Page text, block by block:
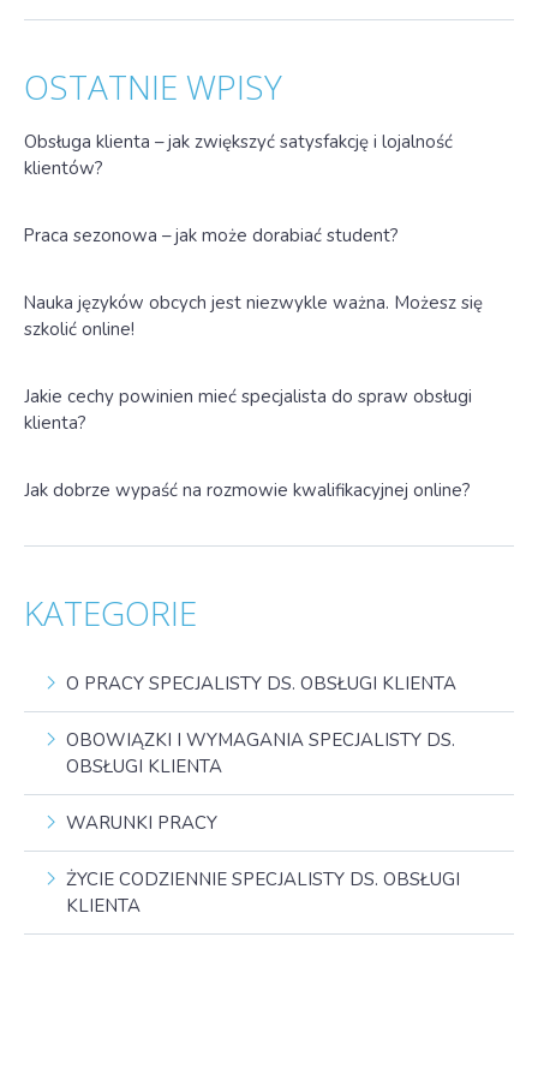
OSTATNIE WPISY
Obsługa klienta – jak zwiększyć satysfakcję i lojalność
klientów?
Praca sezonowa – jak może dorabiać student?
Nauka języków obcych jest niezwykle ważna. Możesz się
szkolić online!
Jakie cechy powinien mieć specjalista do spraw obsługi
klienta?
Jak dobrze wypaść na rozmowie kwalifikacyjnej online?
KATEGORIE
O PRACY SPECJALISTY DS. OBSŁUGI KLIENTA
OBOWIĄZKI I WYMAGANIA SPECJALISTY DS.
OBSŁUGI KLIENTA
WARUNKI PRACY
ŻYCIE CODZIENNIE SPECJALISTY DS. OBSŁUGI
KLIENTA